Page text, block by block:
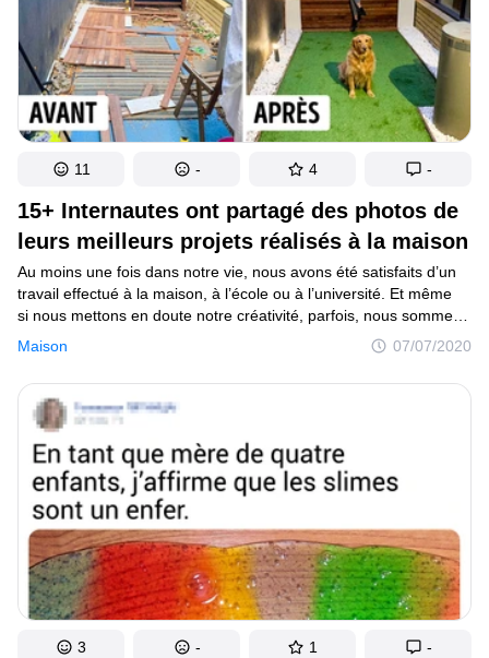
15+ Internautes ont partagé des photos de
leurs meilleurs projets réalisés à la maison
Maison 07/07/2020
Au moins une fois dans notre vie, nous avons été satisfaits d’un
travail effectué à la maison, à l’école ou à l’université. Et même
si nous mettons en doute notre créativité, parfois, nous sommes
surpris de réaliser des projets très élaborés. Certains d’entre eux
sont de véritables exploits, alors que la plupart peuvent être
qualifiés de véritables œuvres d’art.
11 - 4 -
3 - 1 -